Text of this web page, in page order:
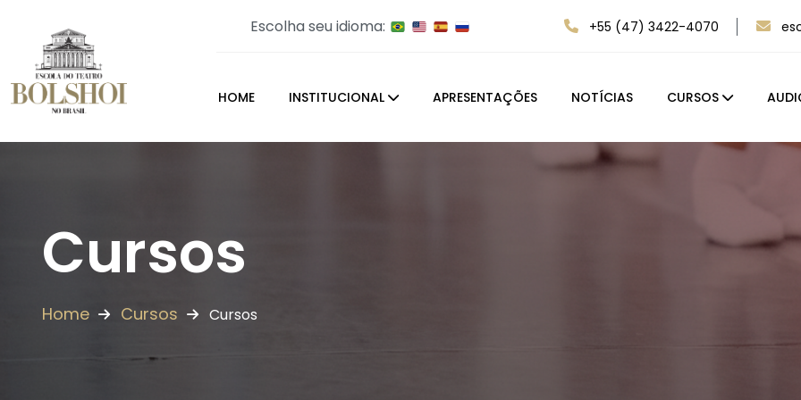
Escolha seu idioma: +55 (47) 3422-4070
HOME INSTITUCIONAL APRESENTAÇÕES NOTÍCIAS CURSOS
Cursos
Home Cursos Cursos